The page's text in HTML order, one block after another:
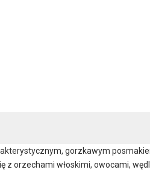
gorzkawym
orzechami włoskimi, owocami,